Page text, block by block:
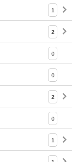
1
2
0
0
2
0
1